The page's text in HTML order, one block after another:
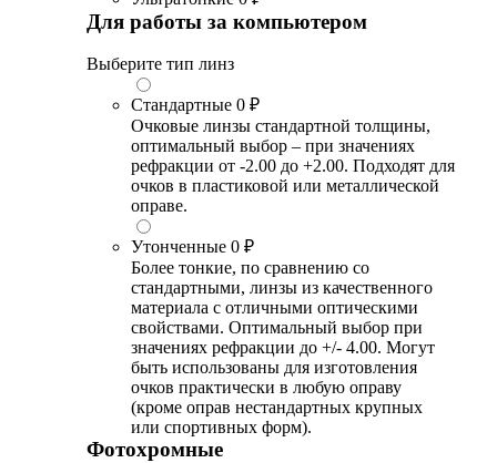
Для работы за компьютером
Выберите тип линз
Стандартные 0 ₽
Очковые линзы стандартной толщины,
оптимальный выбор – при значениях
рефракции от -2.00 до +2.00. Подходят для
очков в пластиковой или металлической
оправе.
Утонченные 0 ₽
Более тонкие, по сравнению со
стандартными, линзы из качественного
материала с отличными оптическими
свойствами. Оптимальный выбор при
значениях рефракции до +/- 4.00. Могут
быть использованы для изготовления
очков практически в любую оправу
(кроме оправ нестандартных крупных
или спортивных форм).
Фотохромные